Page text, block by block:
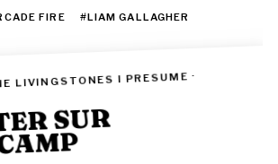
FIRE #LIAM GALLAGHER
LIVINGSTONES I PRESUME ·
SUR